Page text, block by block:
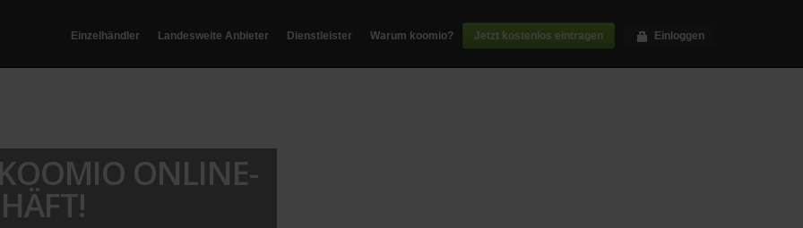
Einzelhändler Landesweite Anbieter Dienstleister Warum koomio? Jetzt kostenlos eintragen Einloggen
ONLINE-